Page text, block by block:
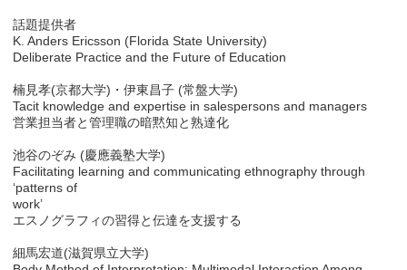
話題提供者
K. Anders Ericsson (Florida State University)
Deliberate Practice and the Future of Education
楠見孝(京都大学)・伊東昌子 (常盤大学)
Tacit knowledge and expertise in salespersons and managers
営業担当者と管理職の暗黙知と熟達化
池谷のぞみ (慶應義塾大学)
Facilitating learning and communicating ethnography through
‘patterns of
work’
エスノグラフィの習得と伝達を支援する
細馬宏道(滋賀県立大学)